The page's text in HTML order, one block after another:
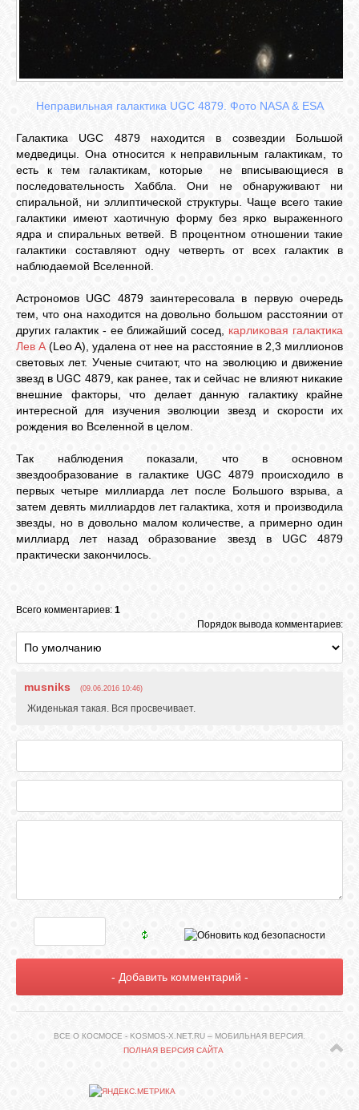
Неправильная галактика UGC 4879. Фото NASA & ESA
Галактика UGC 4879 находится в созвездии Большой
медведицы. Она относится к неправильным галактикам, то
есть к тем галактикам, которые не вписывающиеся в
последовательность Хаббла. Они не обнаруживают ни
спиральной, ни эллиптической структуры. Чаще всего такие
галактики имеют хаотичную форму без ярко выраженного
ядра и спиральных ветвей. В процентном отношении такие
галактики составляют одну четверть от всех галактик в
наблюдаемой Вселенной.
Астрономов UGC 4879 заинтересовала в первую очередь
тем, что она находится на довольно большом расстоянии от
других галактик - ее ближайший сосед, карликовая галактика
Лев А (Leo A), удалена от нее на расстояние в 2,3 миллионов
световых лет. Ученые считают, что на эволюцию и движение
звезд в UGC 4879, как ранее, так и сейчас не влияют никакие
внешние факторы, что делает данную галактику крайне
интересной для изучения эволюции звезд и скорости их
рождения во Вселенной в целом.
Так наблюдения показали, что в основном
звездообразование в галактике UGC 4879 происходило в
первых четыре миллиарда лет после Большого взрыва, а
затем девять миллиардов лет галактика, хотя и производила
звезды, но в довольно малом количестве, а примерно один
миллиард лет назад образование звезд в UGC 4879
практически закончилось.
Всего комментариев: 1
Порядок вывода комментариев:
musniks (09.06.2016 10:46)
Жиденькая такая. Вся просвечивает.
ВСЕ О КОСМОСЕ - KOSMOS-X.NET.RU – МОБИЛЬНАЯ ВЕРСИЯ.
ПОЛНАЯ ВЕРСИЯ САЙТА